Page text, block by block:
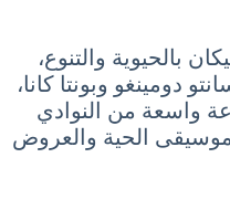
بالحيوية والتنوع،
دومينغو وبونتا كانا،
واسعة من النوادي
الحية والعروض